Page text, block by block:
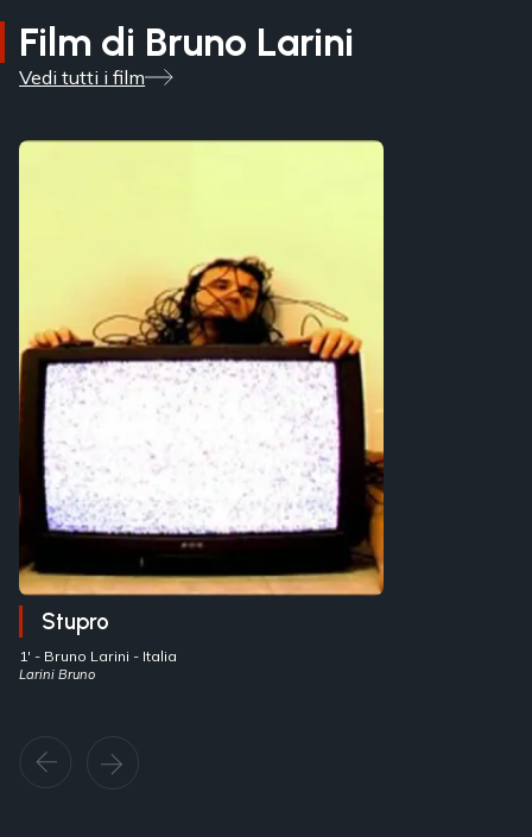
Film di Bruno Larini
Vedi tutti i film
Stupro
1' - Bruno Larini - Italia
Larini Bruno